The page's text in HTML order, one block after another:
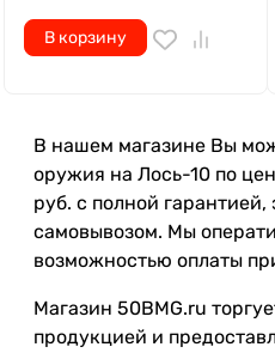
В корзину
В нашем магазине Вы
оружия на Лось-10 по
руб. с полной
самовывозом. Мы
возможностью оплаты
Магазин 50BMG.ru
продукцией и